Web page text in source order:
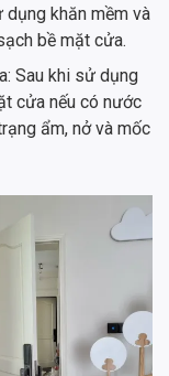
khăn mềm và
bề mặt cửa.
Sau khi sử dụng
cửa nếu có nước
ẩm, nở và mốc